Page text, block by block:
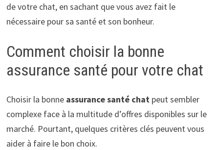
de votre chat, en sachant que vous avez fait le
nécessaire pour sa santé et son bonheur.
Comment choisir la bonne
assurance santé pour votre chat
Choisir la bonne assurance santé chatpeut sembler
complexe face à la multitude d’offres disponibles sur le
marché. Pourtant, quelques critères clés peuvent vous
aider à faire le bon choix.